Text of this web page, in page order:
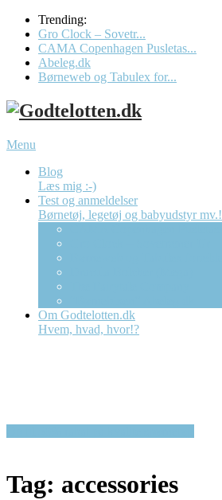
Trending:
Gro Clock – Sovetr...
CAMA Copenhagen Pusletas...
Abeleg.dk
Børneweb og Tabulex for...
Menu
Blog
Læs mig :-)
Test og anmeldelser
Børnetøj, legetøj og babyudstyr mv.!
Om Godtelotten.dk
Hvem, hvad, hvor!?
Tag: accessories